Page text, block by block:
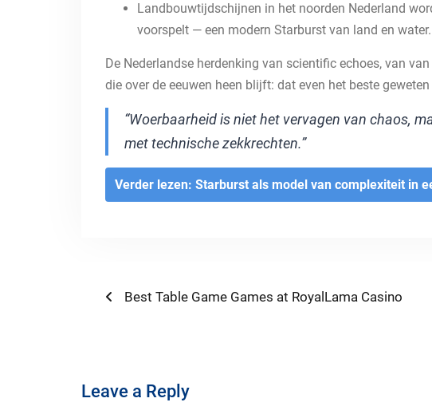
Landbouwtijdschijnen in het noorden Nederland
voorspelt — een modern Starburst van land en water.
De Nederlandse herdenking van scientific echoes, van
die over de eeuwen heen blijft: dat even het beste
“Woerbaarheid is niet het vervagen van chaos,
met technische zekkrechten.”
Verder lezen: Starburst als model van complexiteit in
PostPrevious
Best Table Game Games at RoyalLama Casino
Leave a Reply